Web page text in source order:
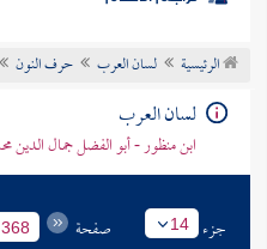
موضوعي
تراجم الأعلام
الرئيسية لسان العرب حرف النون
لسان العرب
ابن منظور - أبو الفضل جمال
جزء 14 صفحة 368